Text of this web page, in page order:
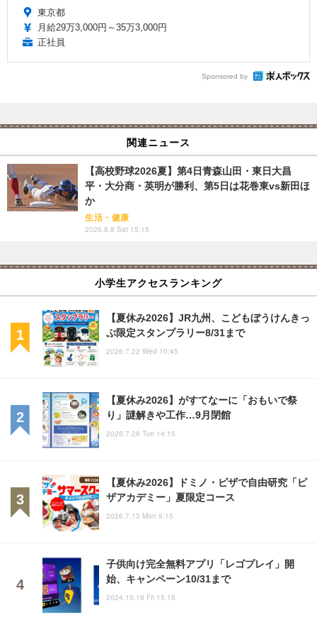
東京都
月給29万3,000円～35万3,000円
正社員
Sponsored by
関連ニュース
【高校野球2026夏】第4日青森山田・東日大昌
平・大分商・英明が勝利、第5日は花巻東vs新田ほ
か
生活・健康
2026.8.8 Sat 15:15
小学生アクセスランキング
【夏休み2026】JR九州、こどもぼうけんきっ
ぷ限定スタンプラリー8/31まで
2026.7.22 Wed 10:45
【夏休み2026】がすてなーに「おもいで祭
り」謎解きや工作…9月閉館
2026.7.28 Tue 14:15
【夏休み2026】ドミノ・ピザで自由研究「ピ
ザアカデミー」夏限定コース
2026.7.13 Mon 9:15
子供向け完全無料アプリ「レゴプレイ」開
始、キャンペーン10/31まで
2024.10.18 Fri 15:15